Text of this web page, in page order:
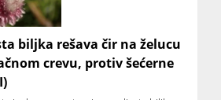
biljka rešava čir na želucu
crevu, protiv šećerne